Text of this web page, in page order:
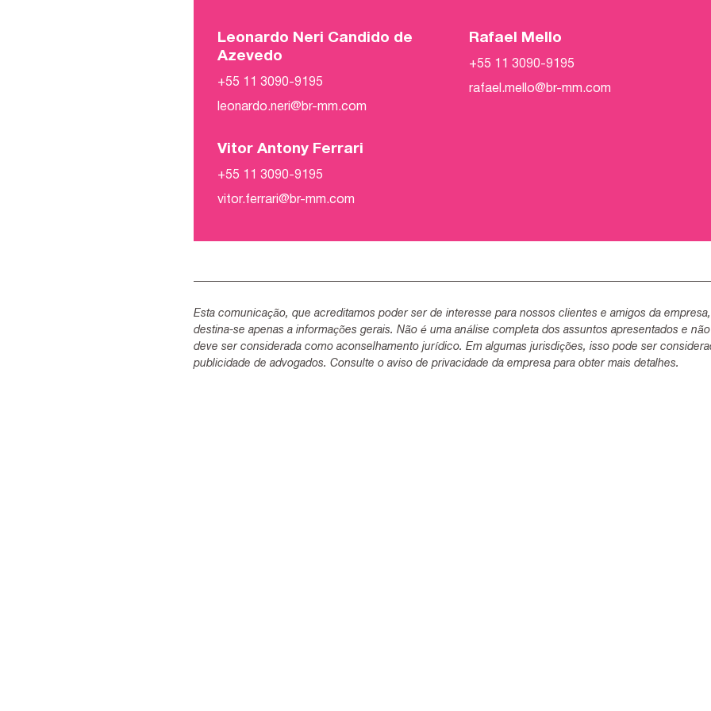
Leonardo Neri Candido de
Azevedo
+55 11 3090-9195
leonardo.neri@br-mm.com
Rafael Mello
+55 11 3090-9195
rafael.mello@br-mm.com
Vitor Antony Ferrari
+55 11 3090-9195
vitor.ferrari@br-mm.com
Esta comunicação, que acreditamos poder ser de interesse para nossos clientes e amigos da empresa,
destina-se apenas a informações gerais. Não é uma análise completa dos assuntos apresentados e não
deve ser considerada como aconselhamento jurídico. Em algumas jurisdições, isso pode ser
publicidade de advogados. Consulte o aviso de privacidade da empresa para obter mais detalhes.